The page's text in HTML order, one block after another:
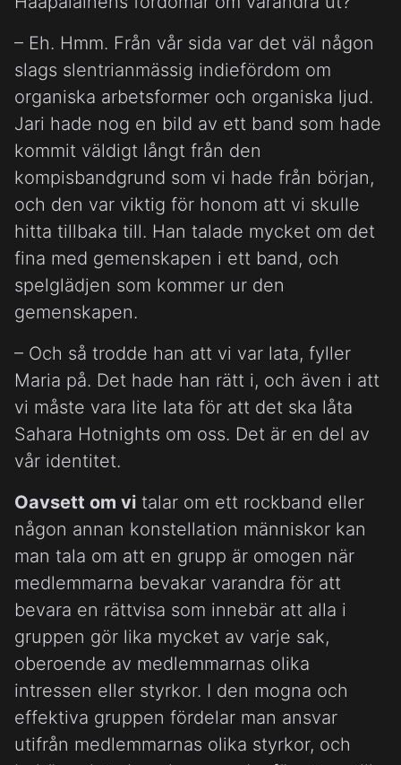
– Eh. Hmm. Från vår sida var det väl någon
slags slentrianmässig indiefördom om
organiska arbetsformer och organiska ljud.
Jari hade nog en bild av ett band som hade
kommit väldigt långt från den
kompisbandgrund som vi hade från början,
och den var viktig för honom att vi skulle
hitta tillbaka till. Han talade mycket om det
fina med gemenskapen i ett band, och
spelglädjen som kommer ur den
gemenskapen.
– Och så trodde han att vi var lata, fyller
Maria på. Det hade han rätt i, och även i att
vi måste vara lite lata för att det ska låta
Sahara Hotnights om oss. Det är en del av
vår identitet.
Oavsett om vi talar om ett rockband eller
någon annan konstellation människor kan
man tala om att en grupp är omogen när
medlemmarna bevakar varandra för att
bevara en rättvisa som innebär att alla i
gruppen gör lika mycket av varje sak,
oberoende av medlemmarnas olika
intressen eller styrkor. I den mogna och
effektiva gruppen fördelar man ansvar
utifrån medlemmarnas olika styrkor, och